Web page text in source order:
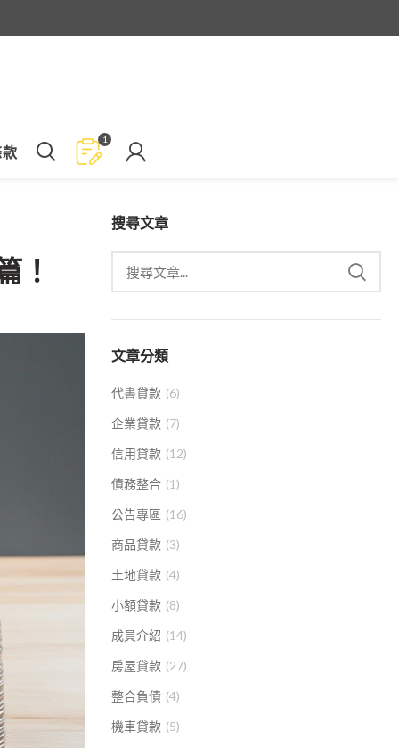
1
！
搜尋文章
文章分類
代書貸款 (6)
企業貸款 (7)
信用貸款 (12)
債務整合 (1)
公告專區 (16)
商品貸款 (3)
土地貸款 (4)
小額貸款 (8)
成員介紹 (14)
房屋貸款 (27)
整合負債 (4)
機車貸款 (5)